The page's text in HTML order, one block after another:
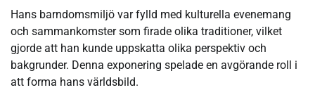
Hans barndomsmiljö var fylld med kulturella evenemang
och sammankomster som firade olika traditioner, vilket
gjorde att han kunde uppskatta olika perspektiv och
bakgrunder. Denna exponering spelade en avgörande roll i
att forma hans världsbild.